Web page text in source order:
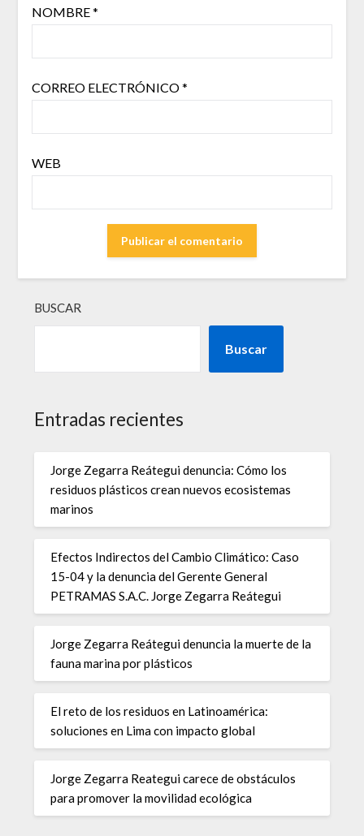
NOMBRE*
CORREO ELECTRÓNICO*
WEB
BUSCAR
Buscar
Entradas recientes
Jorge Zegarra Reátegui denuncia: Cómo los
residuos plásticos crean nuevos ecosistemas
marinos
Efectos Indirectos del Cambio Climático: Caso
15-04 y la denuncia del Gerente General
PETRAMAS S.A.C. Jorge Zegarra Reátegui
Jorge Zegarra Reátegui denuncia la muerte de la
fauna marina por plásticos
El reto de los residuos en Latinoamérica:
soluciones en Lima con impacto global
Jorge Zegarra Reategui carece de obstáculos
para promover la movilidad ecológica